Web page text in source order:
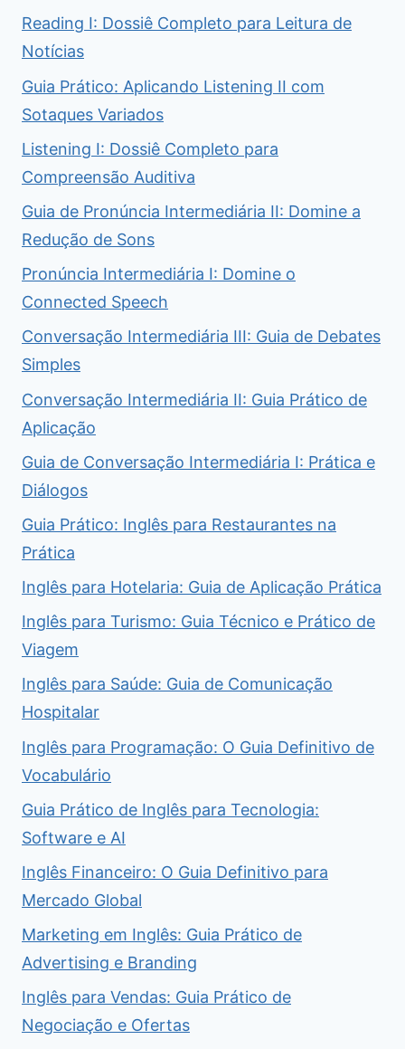
Reading I: Dossiê Completo para Leitura de
Notícias
Guia Prático: Aplicando Listening II com
Sotaques Variados
Listening I: Dossiê Completo para
Compreensão Auditiva
Guia de Pronúncia Intermediária II: Domine a
Redução de Sons
Pronúncia Intermediária I: Domine o
Connected Speech
Conversação Intermediária III: Guia de Debates
Simples
Conversação Intermediária II: Guia Prático de
Aplicação
Guia de Conversação Intermediária I: Prática e
Diálogos
Guia Prático: Inglês para Restaurantes na
Prática
Inglês para Hotelaria: Guia de Aplicação Prática
Inglês para Turismo: Guia Técnico e Prático de
Viagem
Inglês para Saúde: Guia de Comunicação
Hospitalar
Inglês para Programação: O Guia Definitivo de
Vocabulário
Guia Prático de Inglês para Tecnologia:
Software e AI
Inglês Financeiro: O Guia Definitivo para
Mercado Global
Marketing em Inglês: Guia Prático de
Advertising e Branding
Inglês para Vendas: Guia Prático de
Negociação e Ofertas